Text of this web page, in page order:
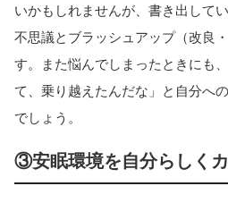
いかもしれませんが、書き出して
不思議とブラッシュアップ（改良
す。また悩んでしまったときにも
て、乗り越えたんだな」と自分へ
でしょう。
③安眠環境を自分らしく